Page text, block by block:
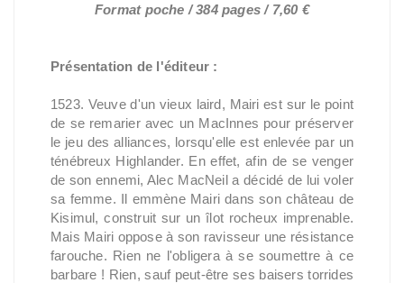
Format poche / 384 pages / 7,60 €
Présentation de l'éditeur :
1523. Veuve d'un vieux laird, Mairi est sur le point
de se remarier avec un MacInnes pour préserver
le jeu des alliances, lorsqu'elle est enlevée par un
ténébreux Highlander. En effet, afin de se venger
de son ennemi, Alec MacNeil a décidé de lui voler
sa femme. Il emmène Mairi dans son château de
Kisimul, construit sur un îlot rocheux imprenable.
Mais Mairi oppose à son ravisseur une résistance
farouche. Rien ne l'obligera à se soumettre à ce
barbare ! Rien, sauf peut-être ses baisers torrides